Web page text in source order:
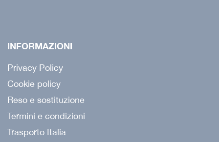
INFORMAZIONI
Privacy Policy
Cookie policy
Reso e sostituzione
Termini e condizioni
Trasporto Italia